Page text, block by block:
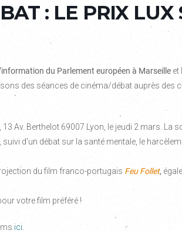
: LE PRIX LUX
du Parlement européen à Marseille et
des séances de cinéma/débat auprès des
Av. Berthelot 69007 Lyon, le jeudi 2 mars. La
, suivi d’un débat sur la santé mentale, le
du film franco-portugais Feu Follet,
votre film préféré !
ici.